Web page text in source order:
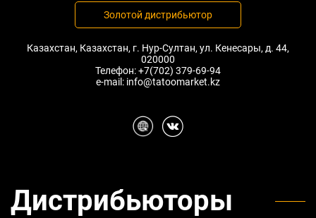
Золотой дистрибьютор
Казахстан, Казахстан, г. Нур-Султан, ул. Кенесары, д. 44,
020000
Телефон:+7(702) 379-69-94
e-mail: info@tatoomarket.kz
Дистрибьюторы